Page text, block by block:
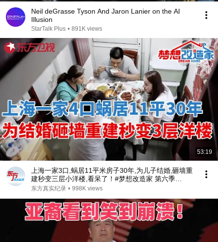
Neil deGrasse Tyson And Jaron Lanier on the AI
Illusion
StarTalk Plus • 891K views
53:19
上海一家3口,蜗居11平米房子30年,为儿子结婚,砸墙重
建秒变三层小洋楼,看呆了！#梦想改造家 第六季
S06EP02
东方真实纪录 • 998K views